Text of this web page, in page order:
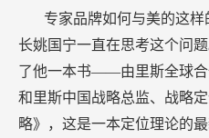
专家品牌如何与美的这
长姚国宁一直在思考这个问题
了他一本书——由里斯全球合
和里斯中国战略总监、战略
略》，这是一本定位理论的